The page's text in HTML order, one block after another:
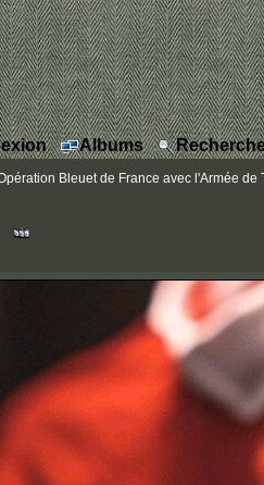
Albums
Bleuet de France avec l'Armée de